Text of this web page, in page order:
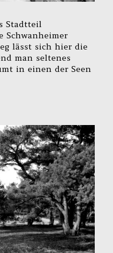
Stadtteil
Schwanheimer
lässt sich hier die
man seltenes
in einen der Seen